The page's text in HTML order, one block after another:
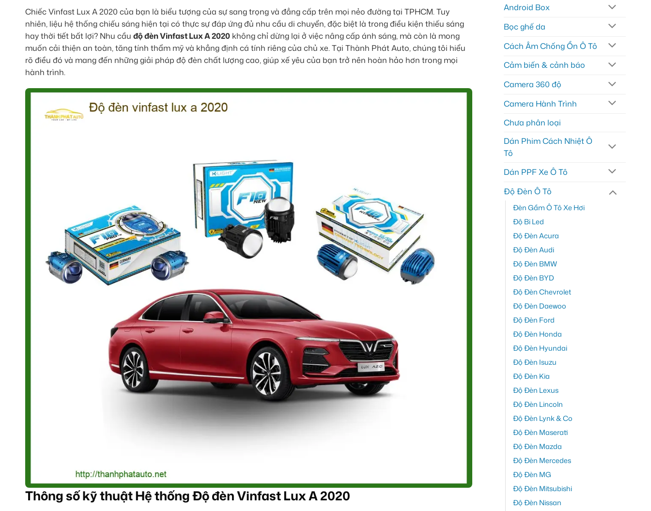
Chiếc Vinfast Lux A 2020 của bạn là biểu tượng của sự sang trọng và đẳng cấp trên mọi nẻo đường tại TPHCM. Tuy
nhiên, liệu hệ thống chiếu sáng hiện tại có thực sự đáp ứng đủ nhu cầu di chuyển, đặc biệt là trong điều kiện thiếu sáng
hay thời tiết bất lợi? Nhu cầu độ đèn Vinfast Lux A 2020 không chỉ dừng lại ở việc nâng cấp ánh sáng, mà còn là mong
muốn cải thiện an toàn, tăng tính thẩm mỹ và khẳng định cá tính riêng của chủ xe. Tại Thành Phát Auto, chúng tôi hiểu
rõ điều đó và mang đến những giải pháp độ đèn chất lượng cao, giúp xế yêu của bạn trở nên hoàn hảo hơn trong mọi
hành trình.
Thông số kỹ thuật Hệ thống Độ đèn Vinfast Lux A 2020
Android Box
Bọc ghế da
Cách Âm Chống Ồn Ô Tô
Cảm biến & cảnh báo
Camera 360 độ
Camera Hành Trình
Chưa phân loại
Dán Phim Cách Nhiệt Ô
Tô
Dán PPF Xe Ô Tô
Độ Đèn Ô Tô
Đèn Gầm Ô Tô Xe Hơi
Độ Bi Led
Độ Đèn Acura
Độ Đèn Audi
Độ Đèn BMW
Độ Đèn BYD
Độ Đèn Chevrolet
Độ Đèn Daewoo
Độ Đèn Ford
Độ Đèn Honda
Độ Đèn Hyundai
Độ Đèn Isuzu
Độ Đèn Kia
Độ Đèn Lexus
Độ Đèn Lincoln
Độ Đèn Lynk & Co
Độ Đèn Maserati
Độ Đèn Mazda
Độ Đèn Mercedes
Độ Đèn MG
Độ Đèn Mitsubishi
Độ Đèn Nissan